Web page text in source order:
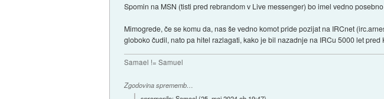
Spomin na MSN (tisti pred rebrandom v Live messenger) bo imel vedno
Mimogrede, če se komu da, nas še vedno komot pride pozijat na IRCnet
globoko čudil, nato pa hitel razlagati, kako je bil nazadnje na IRCu 5000 let pred
Samael != Samuel
Zgodovina sprememb…